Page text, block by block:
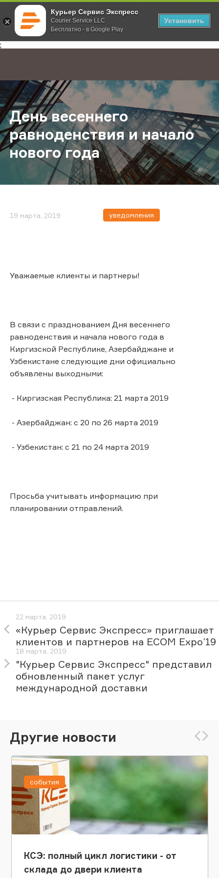
Курьер Сервис Экспресс
Courier Service LLC
Бесплатно - в Google Play
Установить
;
Главная О компании Новости День весеннего равноденствия
День весеннего
равноденствия и начало
нового года
19 марта, 2019 уведомления
Уважаемые клиенты и партнеры!
В связи с празднованием Дня весеннего
равноденствия и начала нового года в
Киргизской Республике, Азербайджане и
Узбекистане следующие дни официально
объявлены выходными:
- Киргизская Республика: 21 марта 2019
- Азербайджан: с 20 по 26 марта 2019
- Узбекистан: с 21 по 24 марта 2019
Просьба учитывать информацию при
планировании отправлений.
22 марта, 2019
«Курьер Сервис Экспресс» приглашает
клиентов и партнеров на ECOM Expo’19
18 марта, 2019
"Курьер Сервис Экспресс" представил
обновленный пакет услуг
международной доставки
Другие новости
КСЭ: полный цикл логистики - от
склада до двери клиента
события